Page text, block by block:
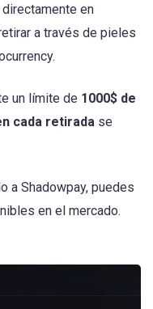
en
a través de pieles
un límite de 1000$ de
cada retirada se
a Shadowpay, puedes
en el mercado.